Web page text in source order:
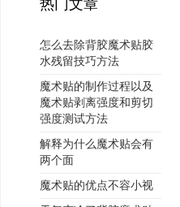
热门文章
怎么去除背胶魔术贴胶
水残留技巧方法
魔术贴的制作过程以及
魔术贴剥离强度和剪切
强度测试方法
解释为什么魔术贴会有
两个面
魔术贴的优点不容小视